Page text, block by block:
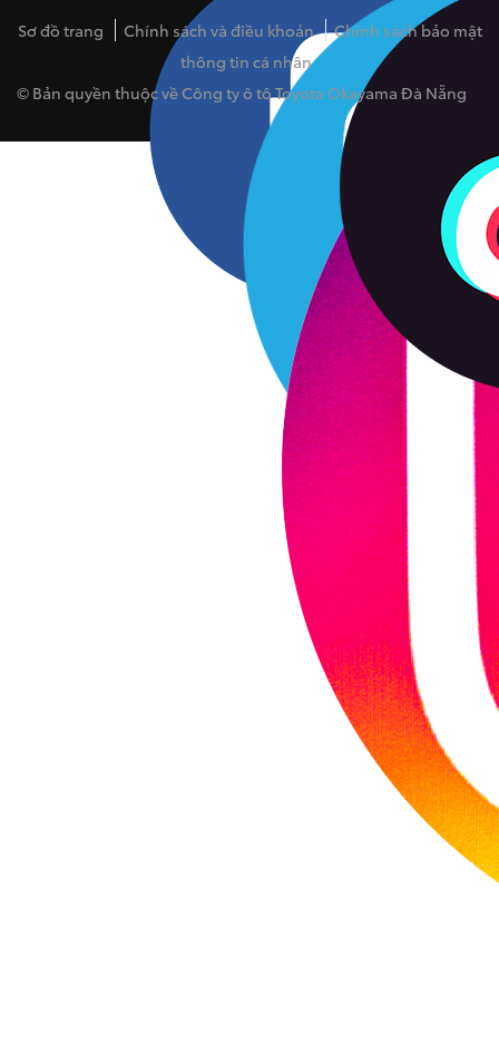
Sơ đồ trang Chính sách và điều khoản
Chính sách bảo mật
thông tin cá nhân
© Bản quyền thuộc về Công ty ô tô Toyota Okayama Đà Nẵng